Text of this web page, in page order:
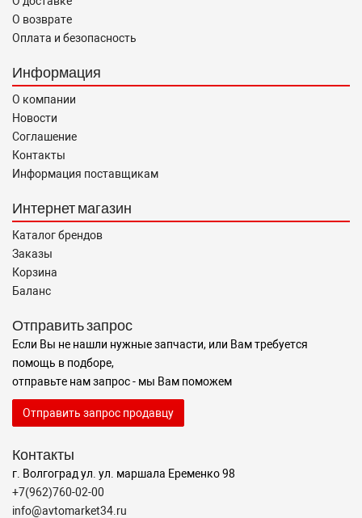
О возврате
Оплата и безопасность
Информация
О компании
Новости
Соглашение
Контакты
Информация поставщикам
Интернет магазин
Каталог брендов
Заказы
Корзина
Баланс
Отправить запрос
Если Вы не нашли нужные запчасти, или Вам требуется
помощь в подборе,
отправьте нам запрос - мы Вам поможем
Отправить запрос продавцу
Контакты
г. Волгоград ул. ул. маршала Еременко 98
+7(962)760-02-00
info@avtomarket34.ru